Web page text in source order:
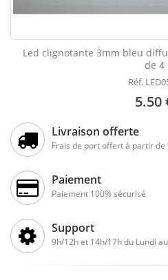
Led clignotante 3mm bleu
de 4
Réf.
5.50
Livraison offerte
Frais de port offert à partir de
Paiement
Paiement 100% sécurisé
Support
9h/12h et 14h/17h du Lundi